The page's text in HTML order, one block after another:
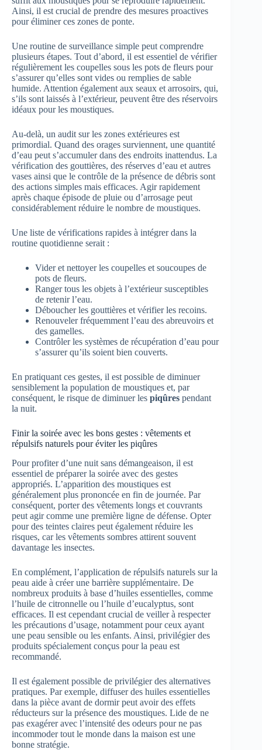
Ainsi, il est crucial de prendre des mesures proactives
pour éliminer ces zones de ponte.
Une routine de surveillance simple peut comprendre
plusieurs étapes. Tout d’abord, il est essentiel de vérifier
régulièrement les coupelles sous les pots de fleurs pour
s’assurer qu’elles sont vides ou remplies de sable
humide. Attention également aux seaux et arrosoirs, qui,
s’ils sont laissés à l’extérieur, peuvent être des réservoirs
idéaux pour les moustiques.
Au-delà, un audit sur les zones extérieures est
primordial. Quand des orages surviennent, une quantité
d’eau peut s’accumuler dans des endroits inattendus. La
vérification des gouttières, des réserves d’eau et autres
vases ainsi que le contrôle de la présence de débris sont
des actions simples mais efficaces. Agir rapidement
après chaque épisode de pluie ou d’arrosage peut
considérablement réduire le nombre de moustiques.
Une liste de vérifications rapides à intégrer dans la
routine quotidienne serait :
Vider et nettoyer les coupelles et soucoupes de
pots de fleurs.
Ranger tous les objets à l’extérieur susceptibles
de retenir l’eau.
Déboucher les gouttières et vérifier les recoins.
Renouveler fréquemment l’eau des abreuvoirs et
des gamelles.
Contrôler les systèmes de récupération d’eau pour
s’assurer qu’ils soient bien couverts.
En pratiquant ces gestes, il est possible de diminuer
sensiblement la population de moustiques et, par
conséquent, le risque de diminuer les piqûres pendant
la nuit.
Finir la soirée avec les bons gestes : vêtements et
répulsifs naturels pour éviter les piqûres
Pour profiter d’une nuit sans démangeaison, il est
essentiel de préparer la soirée avec des gestes
appropriés. L’apparition des moustiques est
généralement plus prononcée en fin de journée. Par
conséquent, porter des vêtements longs et couvrants
peut agir comme une première ligne de défense. Opter
pour des teintes claires peut également réduire les
risques, car les vêtements sombres attirent souvent
davantage les insectes.
En complément, l’application de répulsifs naturels sur la
peau aide à créer une barrière supplémentaire. De
nombreux produits à base d’huiles essentielles, comme
l’huile de citronnelle ou l’huile d’eucalyptus, sont
efficaces. Il est cependant crucial de veiller à respecter
les précautions d’usage, notamment pour ceux ayant
une peau sensible ou les enfants. Ainsi, privilégier des
produits spécialement conçus pour la peau est
recommandé.
Il est également possible de privilégier des alternatives
pratiques. Par exemple, diffuser des huiles essentielles
dans la pièce avant de dormir peut avoir des effets
réducteurs sur la présence des moustiques. Lide de ne
pas exagérer avec l’intensité des odeurs pour ne pas
incommoder tout le monde dans la maison est une
bonne stratégie.